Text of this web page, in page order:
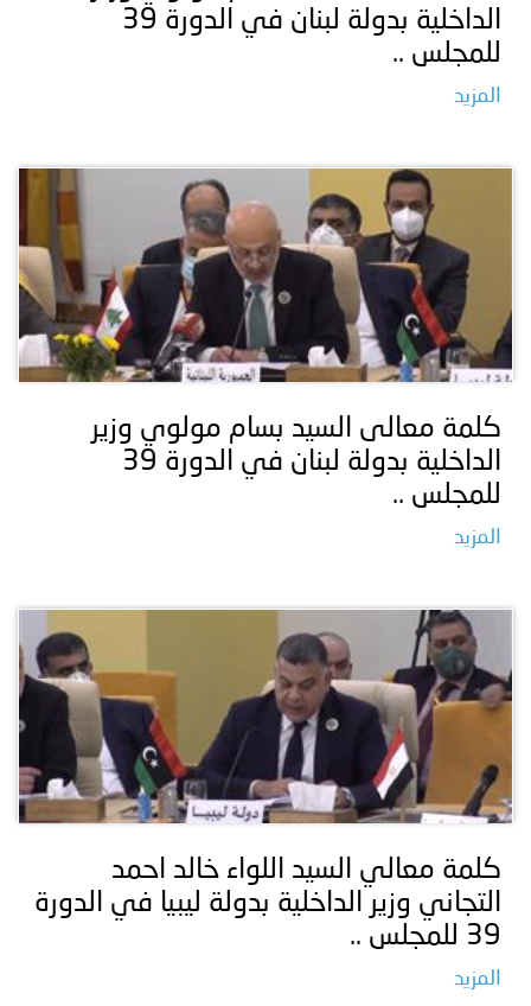
الداخلية بدولة لبنان في الدورة 39
للمجلس ..
المزيد
كلمة معالى السيد بسام مولوي وزير
الداخلية بدولة لبنان في الدورة 39
للمجلس ..
المزيد
كلمة معالي السيد اللواء خالد احمد
التجاني وزير الداخلية بدولة ليبيا في الدورة
39 للمجلس ..
المزيد